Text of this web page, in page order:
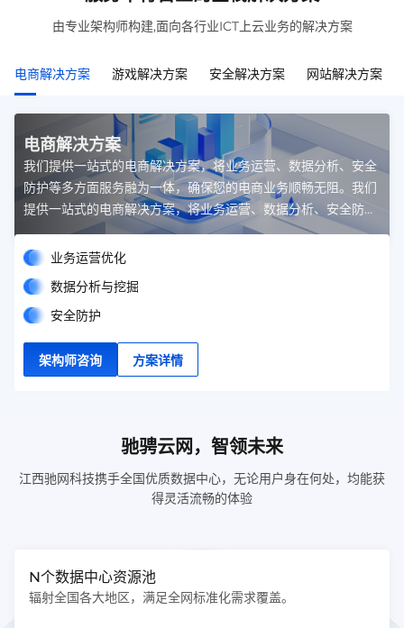
由专业架构师构建,面向各行业ICT上云业务的解决方案
电商解决方案 游戏解决方案 安全解决方案 网站解决方案
电商解决方案
我们提供一站式的电商解决方案，将业务运营、数据分析、安全
防护等多方面服务融为一体，确保您的电商业务顺畅无阻。我们
提供一站式的电商解决方案，将业务运营、数据分析、安全防护
等多方面服务融为一体，确保您的电商业务顺畅无阻。
业务运营优化
数据分析与挖掘
安全防护
架构师咨询 方案详情
驰骋云网，智领未来
江西驰网科技携手全国优质数据中心，无论用户身在何处，均能获
得灵活流畅的体验
N个数据中心资源池
辐射全国各大地区，满足全网标准化需求覆盖。